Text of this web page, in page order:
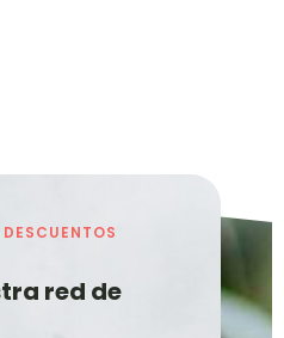
red de